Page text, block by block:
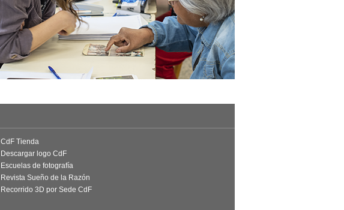
CdF Tienda
Descargar logo CdF
Escuelas de fotografía
Revista Sueño de la Razón
Recorrido 3D por Sede CdF